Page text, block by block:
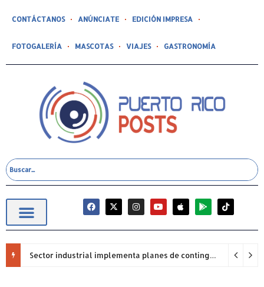
CONTÁCTANOS ANÚNCIATE EDICIÓN IMPRESA
FOTOGALERÍA MASCOTAS VIAJES GASTRONOMÍA
Sector industrial implementa planes de contingencia ante racionamiento de agua y hace un llamado a la eficiencia infraestructural